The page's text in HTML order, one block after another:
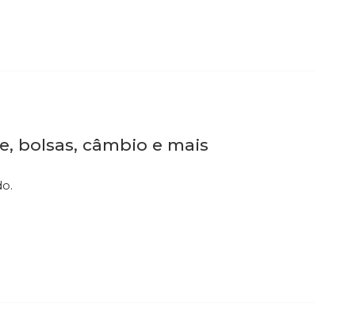
bolsas, câmbio e mais